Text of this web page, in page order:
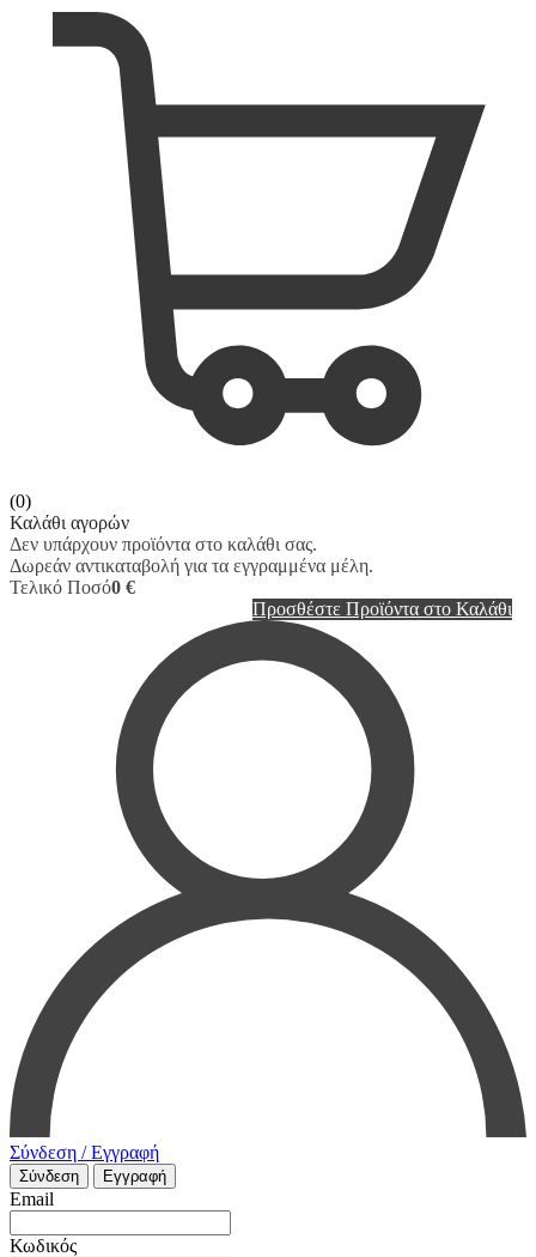
(0)
Καλάθι αγορών
Δεν υπάρχουν προϊόντα στο καλάθι σας.
Δωρεάν αντικαταβολή για τα εγγραμμένα μέλη.
Τελικό Ποσό0 €
Προσθέστε Προϊόντα στο Καλάθι
Σύνδεση / Εγγραφή
Σύνδεση Εγγραφή
Email
Κωδικός